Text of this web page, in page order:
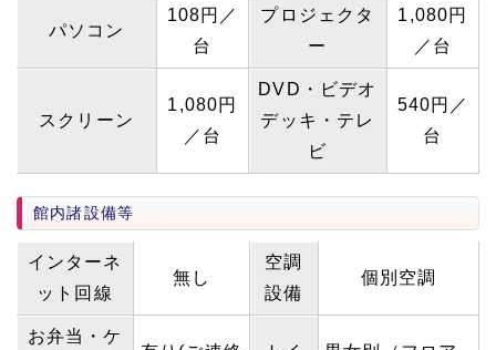
パソコン
108円／
台
プロジェクタ
ー
1,080円
／台
スクリーン
1,080円
／台
DVD・ビデオ
デッキ・テレ
ビ
540円／
台
館内諸設備等
インターネ
ット回線
無し
空調
設備
個別空調
お弁当・ケ